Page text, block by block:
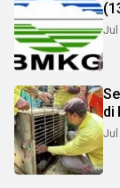
Jul
di
Jul